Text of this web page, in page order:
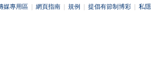
媒專用區 網頁指南 規例 提倡有節制博彩 私